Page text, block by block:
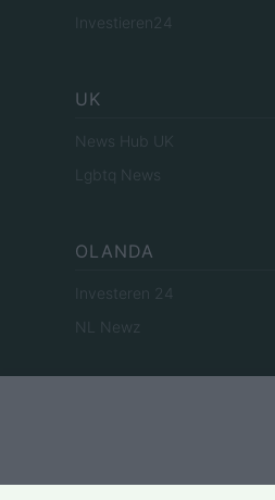
Investieren24
UK
News Hub UK
Lgbtq News
OLANDA
Investeren 24
NL Newz